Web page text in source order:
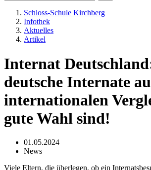
Schloss-Schule Kirchberg
Infothek
Aktuelles
Artikel
Internat
deutsche Internate
internationalen
gute Wahl sind!
01.05.2024
News
Viele Eltern, die überlegen, ob ein